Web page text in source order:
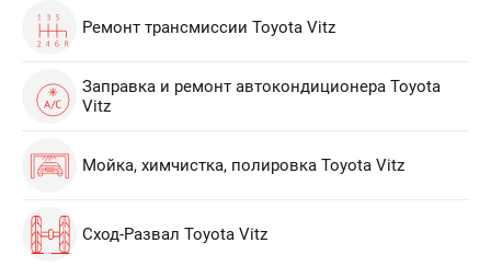
Ремонт трансмиссии Toyota Vitz
Заправка и ремонт автокондиционера Toyota
Vitz
Мойка, химчистка, полировка Toyota Vitz
Сход-Развал Toyota Vitz